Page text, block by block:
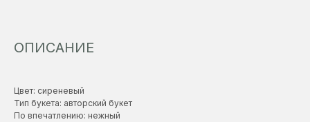
ОПИСАНИЕ
Цвет: сиреневый
Тип букета: авторский букет
По впечатлению: нежный